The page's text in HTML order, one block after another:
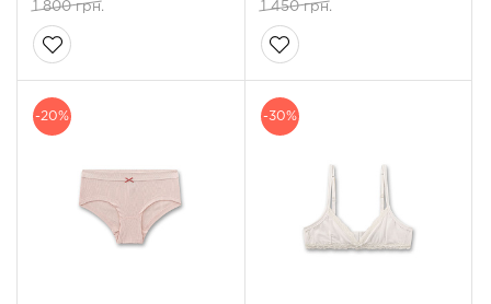
1 800 грн. 1 450 грн.
-20% -30%